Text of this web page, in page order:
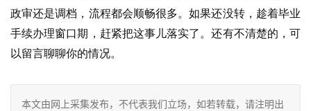
政审还是调档，流程都会顺畅很多。如果还没转，趁着毕业
手续办理窗口期，赶紧把这事儿落实了。还有不清楚的，可
以留言聊聊你的情况。
本文由网上采集发布，不代表我们立场，如若转载，请注明出